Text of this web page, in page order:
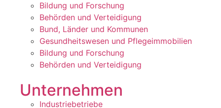
Bildung und Forschung
Behörden und Verteidigung
Bund, Länder und Kommunen
Gesundheitswesen und Pflegeimmobilien
Bildung und Forschung
Behörden und Verteidigung
Unternehmen
Industriebetriebe